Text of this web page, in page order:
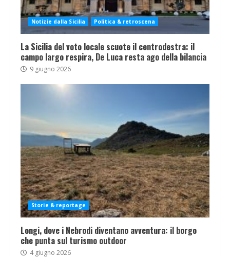
Notizie dalla Sicilia Politica & retroscena
La Sicilia del voto locale scuote il centrodestra: il
campo largo respira, De Luca resta ago della bilancia
9 giugno 2026
Storie & reportage
Longi, dove i Nebrodi diventano avventura: il borgo
che punta sul turismo outdoor
4 giugno 2026